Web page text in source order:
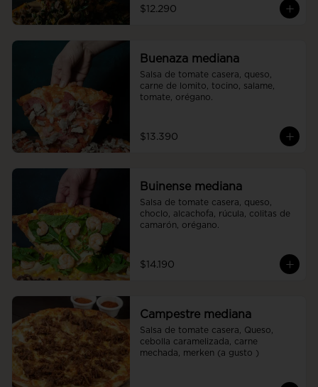
$12.290
Buenaza mediana
Salsa de tomate casera, queso,
carne de lomito, tocino, salame,
tomate, orégano.
$13.390
Buinense mediana
Salsa de tomate casera, queso,
choclo, alcachofa, rúcula, colitas de
camarón, orégano.
$14.190
Campestre mediana
Salsa de tomate casera, Queso,
cebolla caramelizada, carne
mechada, merken (a gusto )